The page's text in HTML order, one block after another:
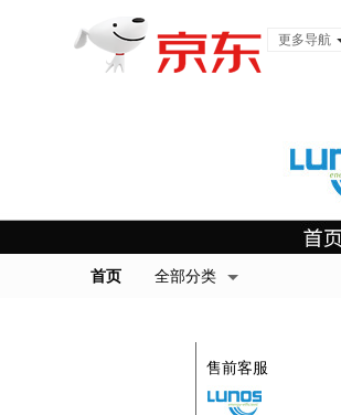
更多导航
首页 全部分类
售前客服